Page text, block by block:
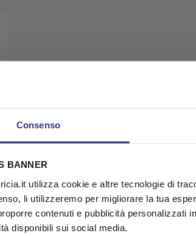
Consenso
BANNER
utilizza cookie e altre tecnologie di
li utilizzeremo per migliorare la tua
contenuti e pubblicità personalizzati
disponibili sui social media.